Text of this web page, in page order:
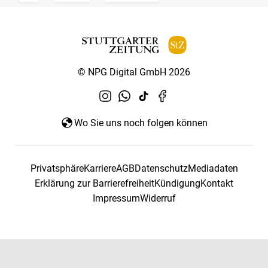
© NPG Digital GmbH 2026
Wo Sie uns noch folgen können
PrivatsphäreKarriereAGBDatenschutzMediadaten
Erklärung zur BarrierefreiheitKündigungKontakt
ImpressumWiderruf